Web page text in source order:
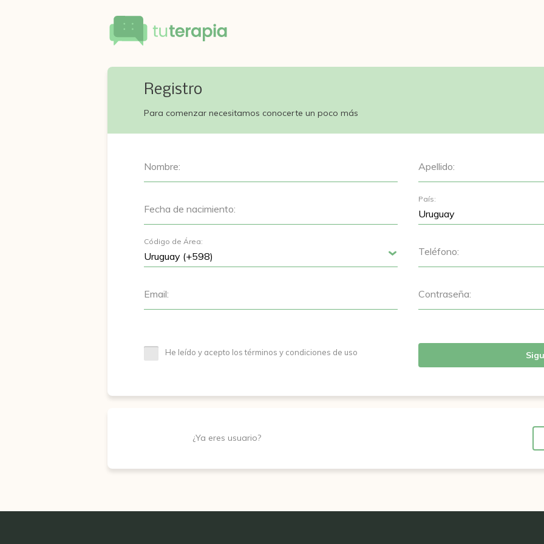
Registro
Para comenzar necesitamos conocerte un poco más
Nombre: Apellido:
Fecha de nacimiento:
País:
Código de Área:
Teléfono:
Email: Contraseña:
He leído y acepto los términos y condiciones de uso
¿Ya eres usuario?